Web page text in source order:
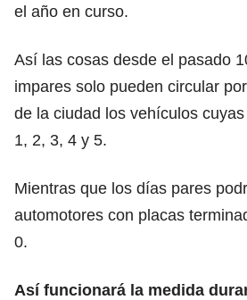
el año en curso.
Así las cosas desde el pasado
impares solo pueden circular
de la ciudad los vehículos
1, 2, 3, 4 y 5.
Mientras que los días pares
automotores con placas
0.
Así funcionará la medida